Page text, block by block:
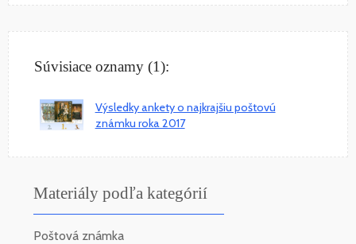
Súvisiace oznamy (1):
Výsledky ankety o najkrajšiu poštovú
známku roka 2017
Materiály podľa kategórií
Poštová známka